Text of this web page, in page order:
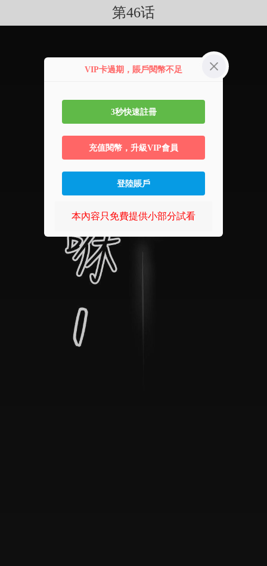
第46话
VIP卡過期，賬戶閱幣不足
3秒快速註冊
充值閱幣，升級VIP會員
登陸賬戶
本內容只免費提供小部分試看